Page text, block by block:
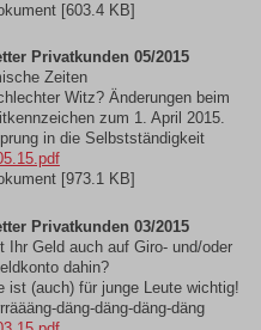
[603.4 KB]
Privatkunden 05/2015
Zeiten
Witz? Änderungen beim
zum 1. April 2015.
in die Selbstständigkeit
[973.1 KB]
Privatkunden 03/2015
Ihr Geld auch auf Giro- und/oder
dahin?
ist (auch) für junge Leute wichtig!
däng-däng-däng-däng